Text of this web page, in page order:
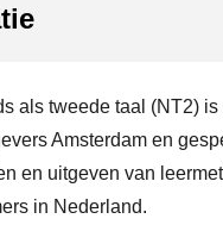
als tweede taal (NT2)
Amsterdam en
en uitgeven van
in Nederland.